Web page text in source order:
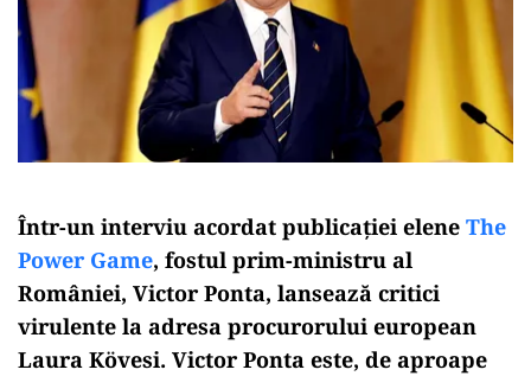
Într-un interviu acordat publicației elene The
Power Game, fostul prim-ministru al
României, Victor Ponta, lansează critici
virulente la adresa procurorului european
Laura Kövesi. Victor Ponta este, de aproape